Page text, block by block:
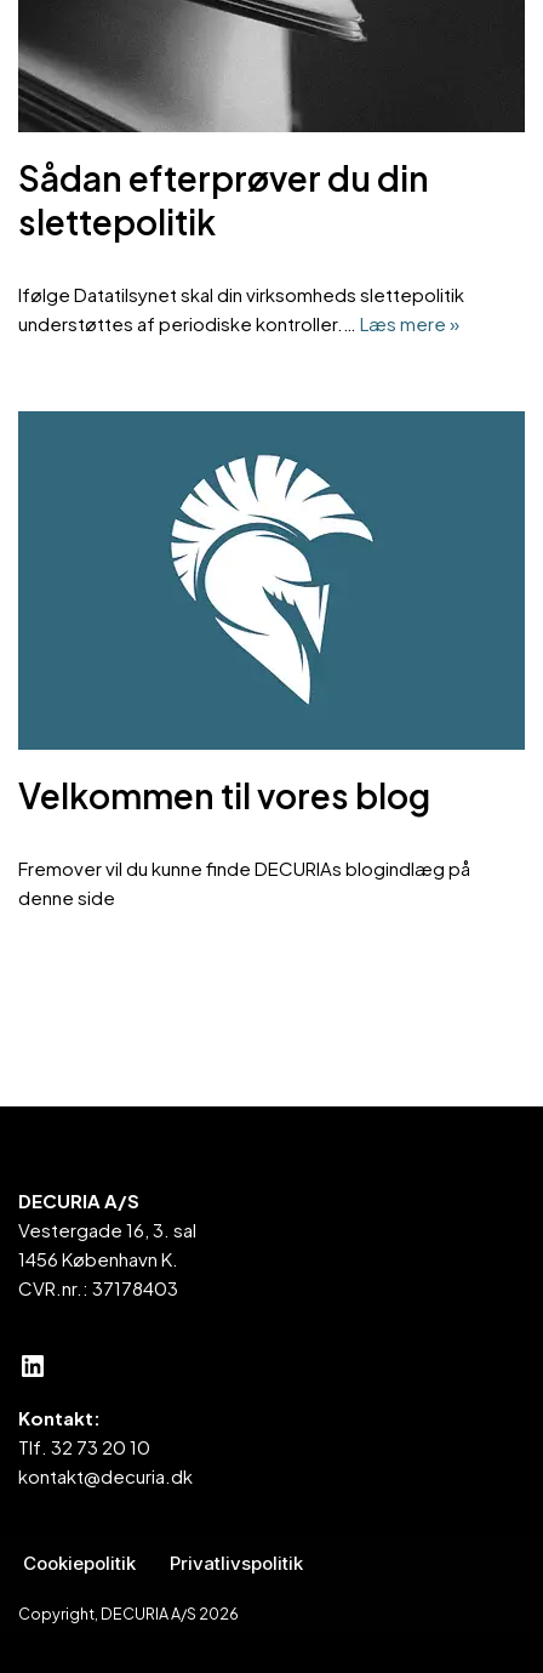
Sådan efterprøver du din
slettepolitik
Ifølge Datatilsynet skal din virksomheds slettepolitik
understøttes af periodiske kontroller.… Læs mere »
Velkommen til vores blog
Fremover vil du kunne finde DECURIAs blogindlæg på
denne side
DECURIA A/S
Vestergade 16, 3. sal
1456 København K.
CVR.nr.: 37178403
Kontakt:
Tlf. 32 73 20 10
kontakt@decuria.dk
Cookiepolitik Privatlivspolitik
Copyright, DECURIA A/S 2026